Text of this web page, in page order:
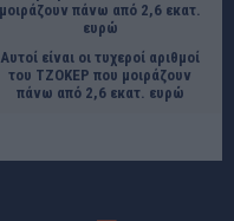
Αυτοί είναι οι τυχεροί αριθμοί
του ΤΖΟΚΕΡ που μοιράζουν
πάνω από 2,6 εκατ. ευρώ